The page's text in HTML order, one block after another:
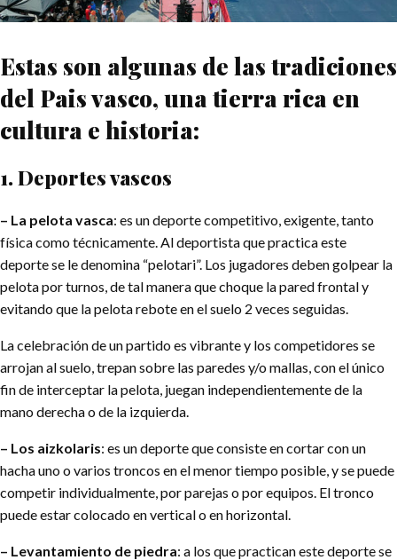
Estas son algunas de las tradiciones
del Pais vasco, una tierra rica en
cultura e historia:
1. Deportes vascos
– La pelota vasca: es un deporte competitivo, exigente, tanto
física como técnicamente. Al deportista que practica este
deporte se le denomina “pelotari”. Los jugadores deben golpear la
pelota por turnos, de tal manera que choque la pared frontal y
evitando que la pelota rebote en el suelo 2 veces seguidas.
La celebración de un partido es vibrante y los competidores se
arrojan al suelo, trepan sobre las paredes y/o mallas, con el único
fin de interceptar la pelota, juegan independientemente de la
mano derecha o de la izquierda.
– Los aizkolaris: es un deporte que consiste en cortar con un
hacha uno o varios troncos en el menor tiempo posible, y se puede
competir individualmente, por parejas o por equipos. El tronco
puede estar colocado en vertical o en horizontal.
– Levantamiento de piedra: a los que practican este deporte se